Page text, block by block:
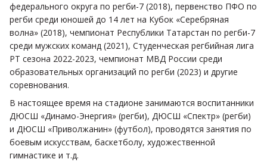
федерального округа по регби-7 (2018), первенство ПФО по
регби среди юношей до 14 лет на Кубок «Серебряная
волна» (2018), чемпионат Республики Татарстан по регби-7
среди мужских команд (2021), Студенческая регбийная лига
РТ сезона 2022-2023, чемпионат МВД России среди
образовательных организаций по регби (2023) и другие
соревнования.
В настоящее время на стадионе занимаются воспитанники
ДЮСШ «Динамо-Энергия» (регби), ДЮСШ «Спектр» (регби)
и ДЮСШ «Приволжанин» (футбол), проводятся занятия по
боевым искусствам, баскетболу, художественной
гимнастике и т.д.